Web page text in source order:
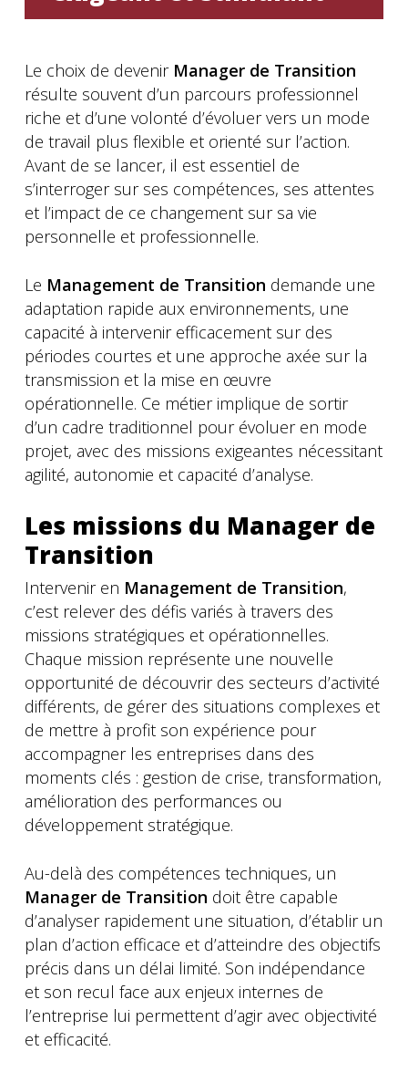
Le choix de devenir Manager de Transition
résulte souvent d’un parcours professionnel
riche et d’une volonté d’évoluer vers un mode
de travail plus flexible et orienté sur l’action.
Avant de se lancer, il est essentiel de
s’interroger sur ses compétences, ses attentes
et l’impact de ce changement sur sa vie
personnelle et professionnelle.
Le Management de Transition demande une
adaptation rapide aux environnements, une
capacité à intervenir efficacement sur des
périodes courtes et une approche axée sur la
transmission et la mise en œuvre
opérationnelle. Ce métier implique de sortir
d’un cadre traditionnel pour évoluer en mode
projet, avec des missions exigeantes nécessitant
agilité, autonomie et capacité d’analyse.
Les missions du Manager de
Transition
Intervenir en Management de Transition,
c’est relever des défis variés à travers des
missions stratégiques et opérationnelles.
Chaque mission représente une nouvelle
opportunité de découvrir des secteurs d’activité
différents, de gérer des situations complexes et
de mettre à profit son expérience pour
accompagner les entreprises dans des
moments clés : gestion de crise, transformation,
amélioration des performances ou
développement stratégique.
Au-delà des compétences techniques, un
Manager de Transition doit être capable
d’analyser rapidement une situation, d’établir un
plan d’action efficace et d’atteindre des objectifs
précis dans un délai limité. Son indépendance
et son recul face aux enjeux internes de
l’entreprise lui permettent d’agir avec objectivité
et efficacité.